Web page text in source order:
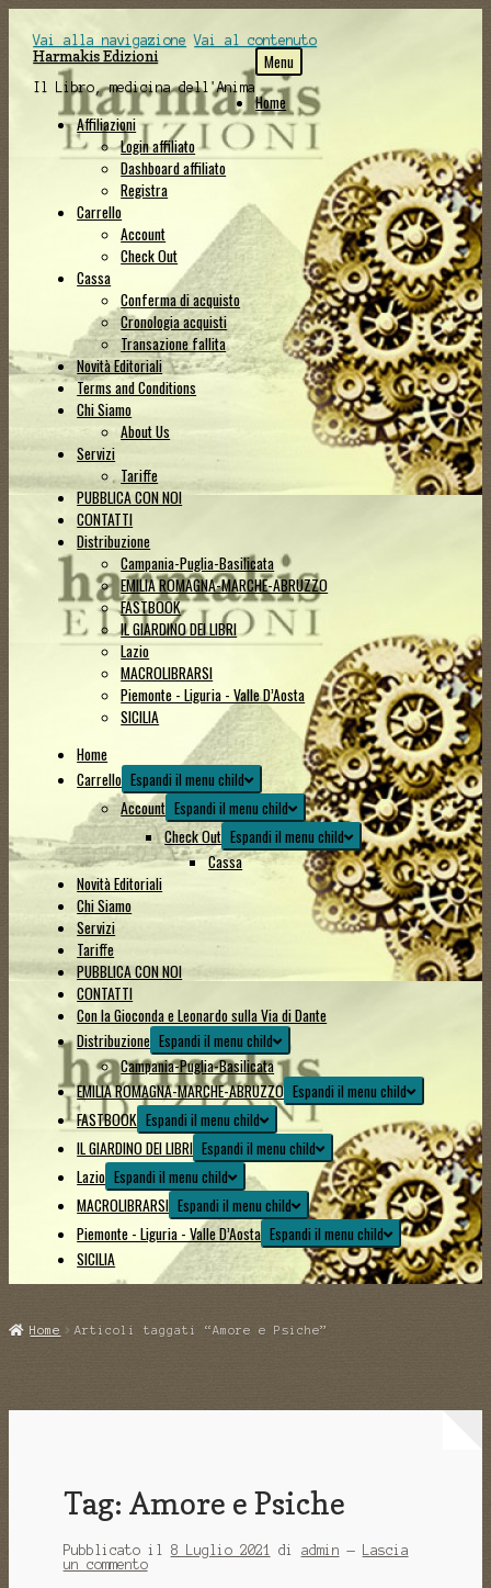
Vai alla navigazione Vai al contenuto
Harmakis Edizioni
Il Libro, medicina dell'Anima
Menu
Home
Affiliazioni
Login affiliato
Dashboard affiliato
Registra
Carrello
Account
Check Out
Cassa
Conferma di acquisto
Cronologia acquisti
Transazione fallita
Novità Editoriali
Terms and Conditions
Chi Siamo
About Us
Servizi
Tariffe
PUBBLICA CON NOI
CONTATTI
Distribuzione
Campania-Puglia-Basilicata
EMILIA ROMAGNA-MARCHE-ABRUZZO
FASTBOOK
IL GIARDINO DEI LIBRI
Lazio
MACROLIBRARSI
Piemonte - Liguria - Valle D’Aosta
SICILIA
Home
Carrello Espandi il menu child
Account Espandi il menu child
Check Out Espandi il menu child
Cassa
Novità Editoriali
Chi Siamo
Servizi
Tariffe
PUBBLICA CON NOI
CONTATTI
Con la Gioconda e Leonardo sulla Via di Dante
Distribuzione Espandi il menu child
Campania-Puglia-Basilicata
EMILIA ROMAGNA-MARCHE-ABRUZZO Espandi il menu child
FASTBOOK Espandi il menu child
IL GIARDINO DEI LIBRI Espandi il menu child
Lazio Espandi il menu child
MACROLIBRARSI Espandi il menu child
Piemonte - Liguria - Valle D’Aosta Espandi il menu child
SICILIA
Home Articoli taggati “Amore e Psiche”
Tag: Amore e Psiche
Pubblicato il 8 Luglio 2021 di admin —
Lascia
un commento